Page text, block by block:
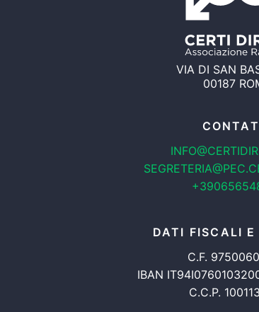
VIA DI SAN
00187
DATI FISCALI
C.F.
IBAN
C.C.P.